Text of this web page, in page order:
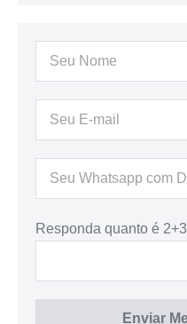
Responda quanto é 2+3